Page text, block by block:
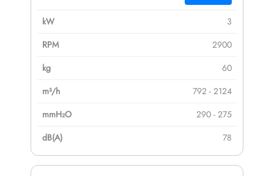
3
2900
60
792 - 2124
290 - 275
78